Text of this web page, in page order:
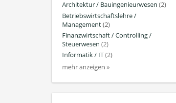
Architektur / Bauingenieurwesen (2)
Betriebswirtschaftslehre /
Management(2)
Finanzwirtschaft / Controlling /
Steuerwesen (2)
Informatik / IT(2)
mehr anzeigen »